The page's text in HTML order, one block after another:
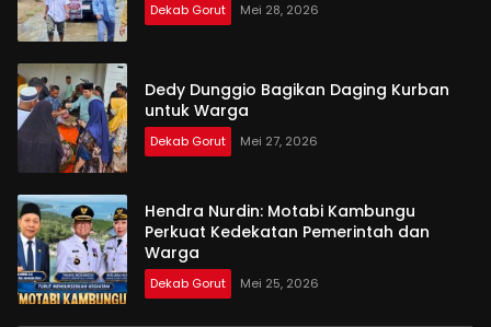
Dekab Gorut Mei 28, 2026
Dedy Dunggio Bagikan Daging Kurban
untuk Warga
Dekab Gorut Mei 27, 2026
Hendra Nurdin: Motabi Kambungu
Perkuat Kedekatan Pemerintah dan
Warga
Dekab Gorut Mei 25, 2026